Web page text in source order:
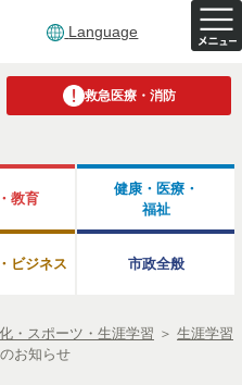
Language
救急医療・消防
教育
健康・医療・
福祉
ビジネス 市政全般
・スポーツ・生涯学習 ＞ 生涯学習
お知らせ